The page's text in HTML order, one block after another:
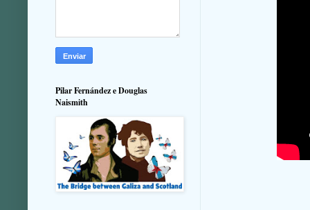
Pilar Fernández e Douglas
Naismith